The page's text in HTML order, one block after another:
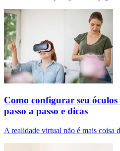
Como configurar seu
passo a passo e dicas
A realidade virtual não é mais coisa